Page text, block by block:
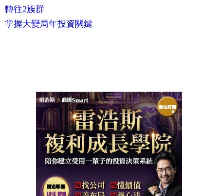
轉往2族群
掌握大變局年投資關鍵